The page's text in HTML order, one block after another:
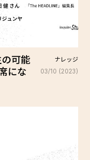
可能
にな
ナレッジ
03/10 (2023)